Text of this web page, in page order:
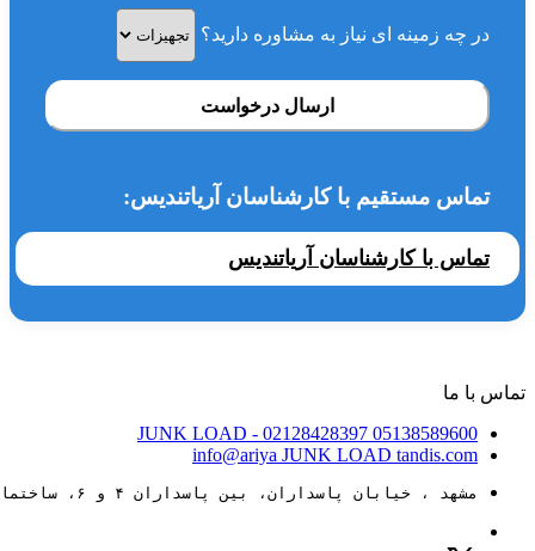
در چه زمینه ای نیاز به مشاوره دارید؟
ارسال درخواست
تماس مستقیم با کارشناسان آریاتندیس:
تماس با کارشناسان آریاتندیس
تماس با ما
05138589600
JUNK LOAD - 02128428397
info@ariya JUNK LOAD tandis.com
مشهد ، خیابان پاسداران، بین پاسداران ۴ و ۶، ساختمان ۸۸